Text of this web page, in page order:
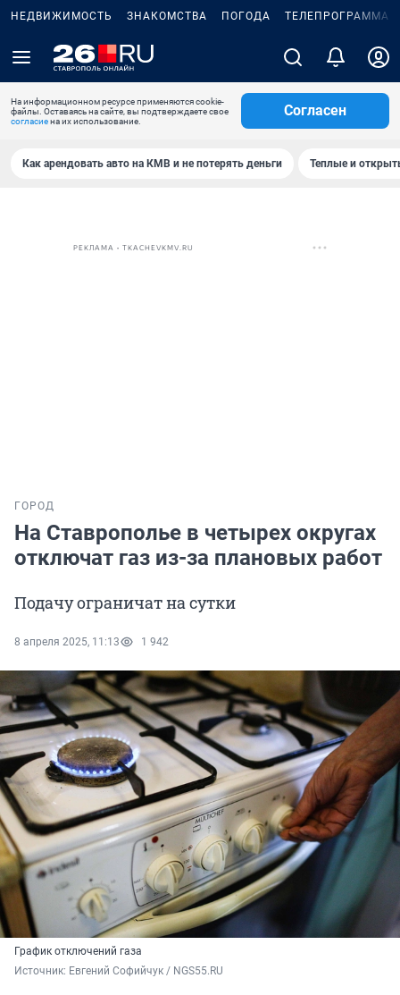
НЕДВИЖИМОСТЬ ЗНАКОМСТВА ПОГОДА ТЕЛЕПРОГРАММА
На информационном ресурсе применяются cookie-
файлы. Оставаясь на сайте, вы подтверждаете свое
согласиена их использование.
Согласен
Как арендовать авто на КМВ и не потерять деньги Теплые и
РЕКЛАМА • TKACHEVKMV.RU
ГОРОД
На Ставрополье в четырех округах
отключат газ из-за плановых работ
Подачу ограничат на сутки
8 апреля 2025, 11:13 1 942
График отключений газа
Источник: Евгений Софийчук / NGS55.RU